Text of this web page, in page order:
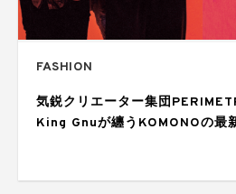
FASHION
気鋭クリエーター集団
King Gnuが纏うKOMONOの最